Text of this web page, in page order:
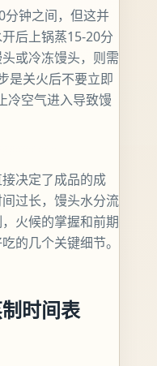
分钟之间，但这并
后上锅蒸15-20分
或冷冻馒头，则需
是关火后不要立即
冷空气进入导致馒
决定了成品的成
过长，馒头水分流
火候的掌握和前期
的几个关键细节。
时间表